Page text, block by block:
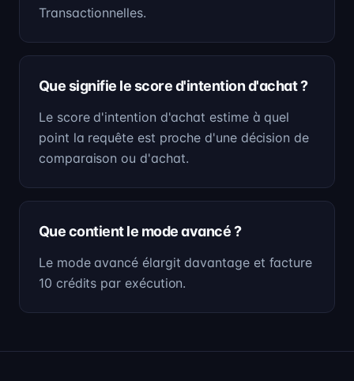
Transactionnelles.
Que signifie le score d'intention d'achat ?
Le score d'intention d'achat estime à quel
point la requête est proche d'une décision de
comparaison ou d'achat.
Que contient le mode avancé ?
Le mode avancé élargit davantage et facture
10 crédits par exécution.